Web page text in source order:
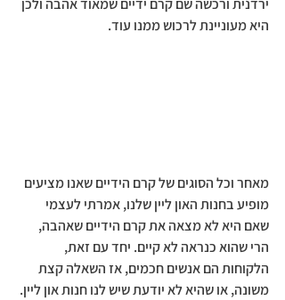
ירדנית ורכשה שם קרם ידיים שמאוד אהבה ולכן
היא מעוניינת לרכוש ממנו עוד.
מאחר וכל הסוגים של קרם הידיים שאנו מציעים
מופיע בחנות האון ליין שלנו, אמרתי לעצמי
שאם היא לא מצאה את קרם הידיים שאהבה,
הרי שהוא כנראה לא קיים. יחד עם זאת,
הלקוחות הם אנשים חכמים, אז השאלה קצת
משונה, או שהיא לא יודעת שיש לנו חנות און ליין.